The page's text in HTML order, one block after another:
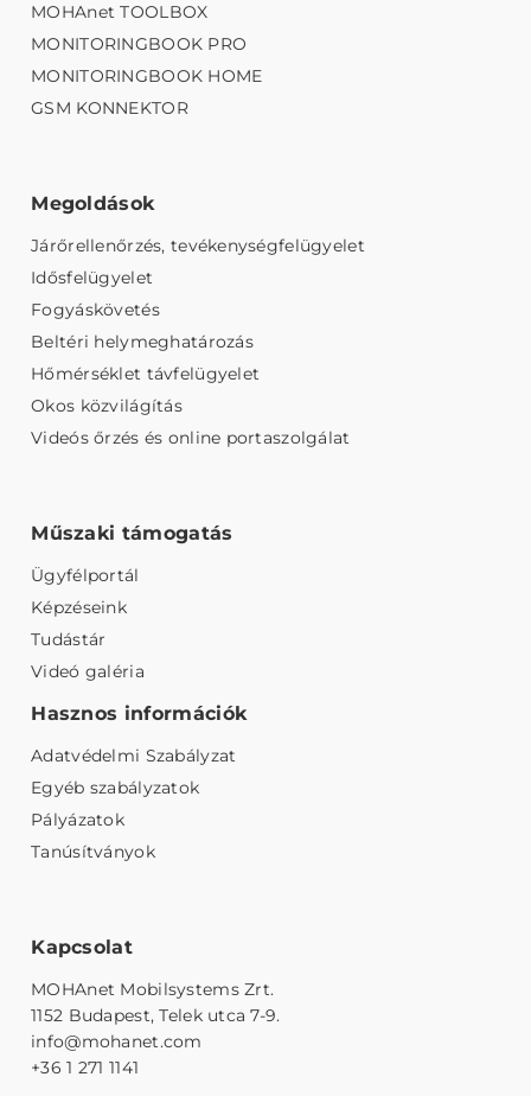
MOHAnet TOOLBOX
MONITORINGBOOK PRO
MONITORINGBOOK HOME
GSM KONNEKTOR
Megoldások
Járőrellenőrzés, tevékenységfelügyelet
Idősfelügyelet
Fogyáskövetés
Beltéri helymeghatározás
Hőmérséklet távfelügyelet
Okos közvilágítás
Videós őrzés és online portaszolgálat
Műszaki támogatás
Ügyfélportál
Képzéseink
Tudástár
Videó galéria
Hasznos információk
Adatvédelmi Szabályzat
Egyéb szabályzatok
Pályázatok
Tanúsítványok
Kapcsolat
MOHAnet Mobilsystems Zrt.
1152 Budapest, Telek utca 7-9.
info@mohanet.com
+36 1 271 1141